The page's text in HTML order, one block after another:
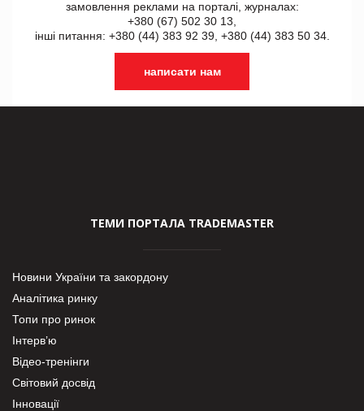
замовлення реклами на порталі, журналах:
+380 (67) 502 30 13,
інші питання: +380 (44) 383 92 39, +380 (44) 383 50 34.
написати нам
ТЕМИ ПОРТАЛА TRADEMASTER
Новини України та закордону
Аналітика ринку
Топи про ринок
Інтерв’ю
Відео-тренінги
Світовий досвід
Інновації